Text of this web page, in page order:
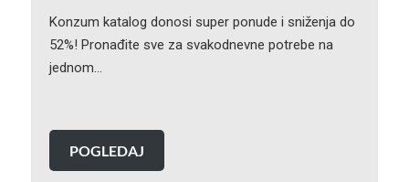
Konzum katalog donosi super ponude i sniženja do
52%! Pronađite sve za svakodnevne potrebe na
jednom…
POGLEDAJ